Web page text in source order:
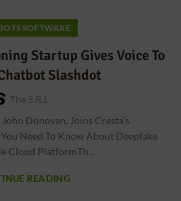
SOFTWARE
Startup Gives Voice To
Slashdot
The S.r.l
Donovan, Joins Cresta’s
Need To Know About Deepfake
Cloud PlatformTh...
READING